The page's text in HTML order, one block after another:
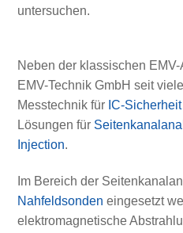
untersuchen.
Neben der klassischen
EMV-Technik GmbH seit
Messtechnik für IC-Sicherheit
Lösungen für
Injection.
Im Bereich der
Nahfeldsonden eingesetzt
elektromagnetische